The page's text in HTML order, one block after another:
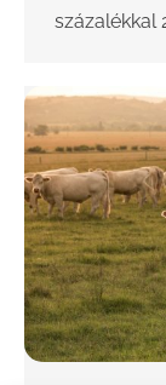
százalékkal